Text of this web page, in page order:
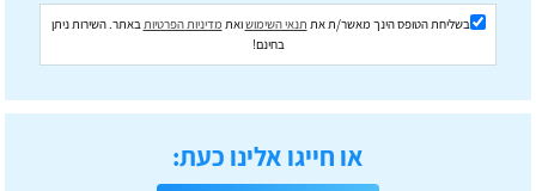
בשליחת הטופס הינך מאשר/ת את תנאי השימושואת מדיניות הפרטיות באתר. השירות ניתן
בחינם!
או חייגו אלינו כעת: